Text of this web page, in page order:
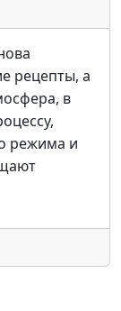
рецепты, а
в
режима и